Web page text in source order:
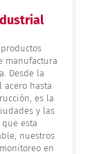
manufactura
Desde la
acero hasta
es la
y las
esta
nuestros
en